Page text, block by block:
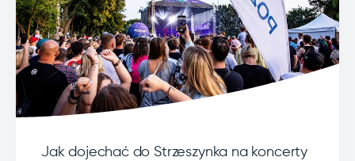
Jak dojechać do Strzeszynka na koncerty